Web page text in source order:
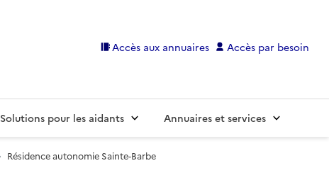
Accès aux annuaires Accès par besoin
Solutions pour les aidants Annuaires et services
Résidence autonomie Sainte-Barbe